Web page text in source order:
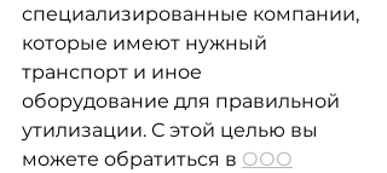
специализированные компании,
которые имеют нужный
транспорт и иное
оборудование для правильной
утилизации. С этой целью вы
можете обратиться в ООО